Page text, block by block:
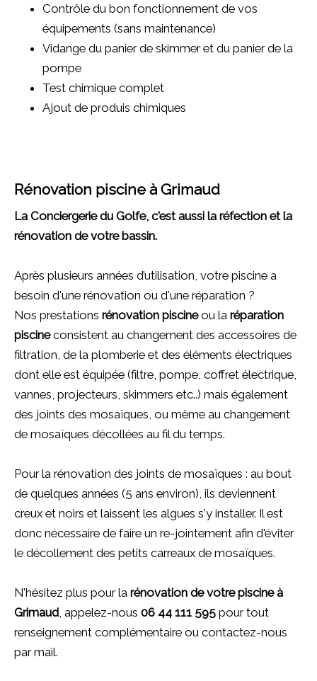
Contrôle du bon fonctionnement de vos
équipements (sans maintenance)
Vidange du panier de skimmer et du panier de la
pompe
Test chimique complet
Ajout de produis chimiques
Rénovation piscine à Grimaud
La Conciergerie du Golfe, c'est aussi la réfection et la
rénovation de votre bassin.
Après plusieurs années d’utilisation, votre piscine a
besoin d'une rénovation ou d'une réparation ?
Nos prestations rénovation piscineou la réparation
piscineconsistent au changement des accessoires de
filtration, de la plomberie et des éléments électriques
dont elle est équipée (filtre, pompe, coffret électrique,
vannes, projecteurs, skimmers etc..) mais également
des joints des mosaïques, ou même au changement
de mosaïques décollées au fil du temps.
Pour la rénovation des joints de mosaïques : au bout
de quelques années (5 ans environ), ils deviennent
creux et noirs et laissent les algues s'y installer. Il est
donc nécessaire de faire un re-jointement afin d'éviter
le décollement des petits carreaux de mosaïques.
N'hésitez plus pour la rénovation de votre piscine à
Grimaud, appelez-nous 06 44 111 595 pour tout
renseignement complémentaire ou contactez-nous
par mail.